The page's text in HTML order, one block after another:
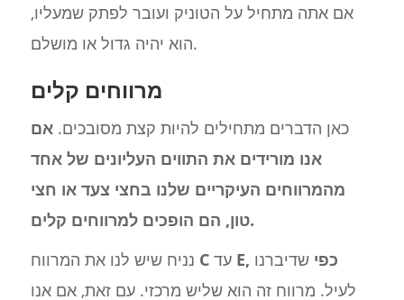
אם אתה מתחיל על הטוניק ועובר לפתק שמעליו,
הוא יהיה גדול או מושלם.
מרווחים קלים
כאן הדברים מתחילים להיות קצת מסובכים.אם
אנו מורידים את התווים העליונים של אחד
מהמרווחים העיקריים שלנו בחצי צעד או חצי
טון, הם הופכים למרווחים קלים.
C עד E, כפי שדיברנו
לעיל. מרווח זה הוא שליש מרכזי. עם זאת, אם אנו